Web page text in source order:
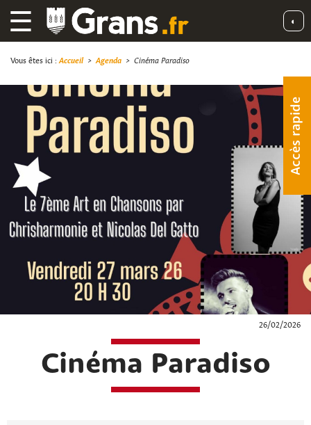
☰ ◐
Accès rapide
Vous êtes ici : Accueil> Agenda > Cinéma Paradiso
26/02/2026
Cinéma Paradiso